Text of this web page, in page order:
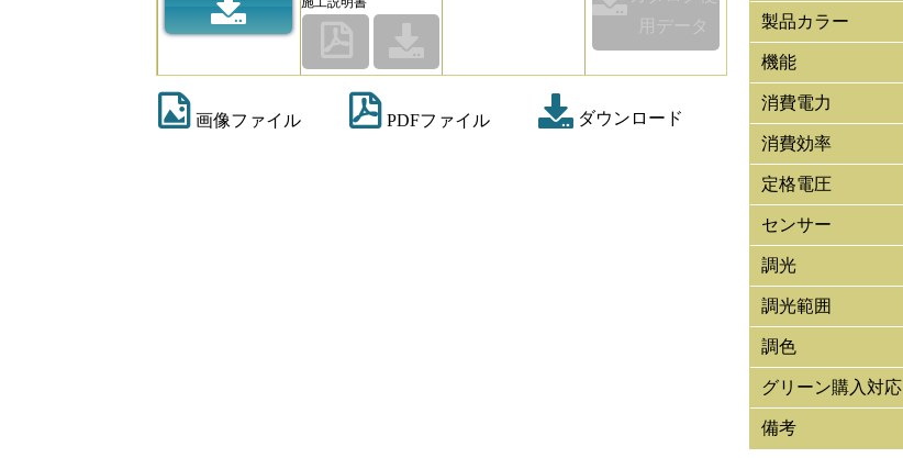
用データ
画像ファイル PDFファイル ダウンロード
製品カラー
機能
消費電力
消費効率
定格電圧
センサー
調光
調光範囲
調色
グリーン購入対応
備考